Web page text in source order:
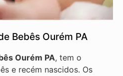
Bebês Ourém PA
Ourém PA, tem o
e recém nascidos. Os